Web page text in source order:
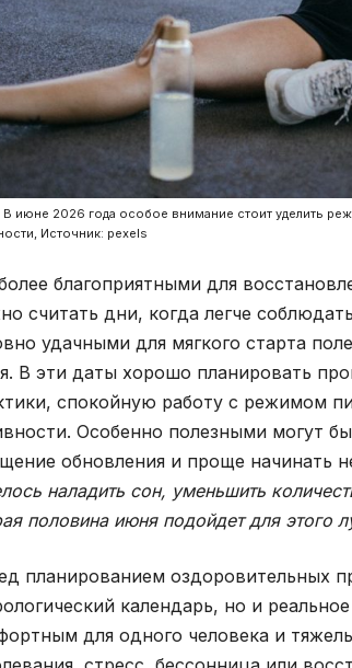
В июне 2026 года особое внимание стоит уделить
Источник: pexels
благоприятными для
считать дни, когда легче
удачными для мягкого старта
В эти даты хорошо планировать
спокойную работу с режимом
Особенно полезными могут
обновления и проще начинать
наладить сон, уменьшить
половина июня подойдет для этого
планированием оздоровительных
календарь, но и
для одного человека и